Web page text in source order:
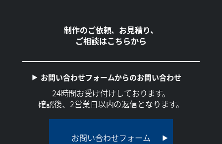
制作のご依頼、お見積り、
ご相談はこちらから
お問い合わせフォームからのお問い合わせ
24時間お受け付けしております。
確認後、2営業日以内の返信となります。
お問い合わせフォーム